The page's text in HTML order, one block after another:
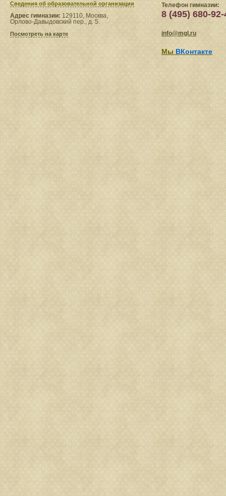
Сведения​ об образовательной организации
Адрес гимназии: 129110, Москва,
Орлово-Давыдовский пер., д. 5.
Посмотреть на карте
Телефон гимназии:
8 (495) 680-92-
info@mgl.ru
Мы ВКонтакте